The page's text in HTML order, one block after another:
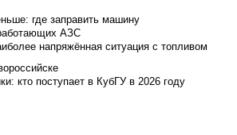
где заправить машину
АЗС
напряжённая ситуация с топливом
кто поступает в КубГУ в 2026 году